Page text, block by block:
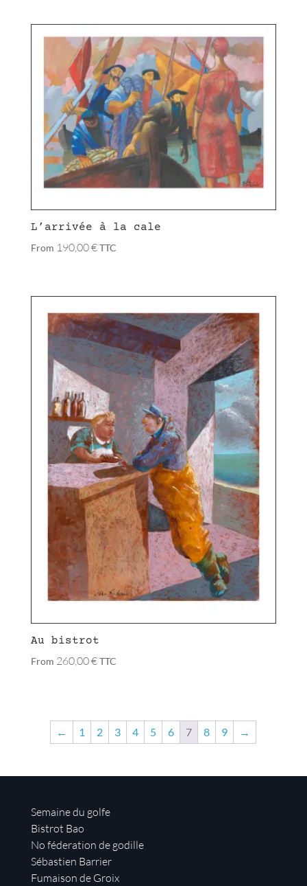
L’arrivée à la cale
From 190,00€TTC
Au bistrot
From 260,00€TTC
← 1 2 3 4 5 6 7 8 9 →
Semaine du golfe
Bistrot Bao
No féderation de godille
Sébastien Barrier
Fumaison de Groix